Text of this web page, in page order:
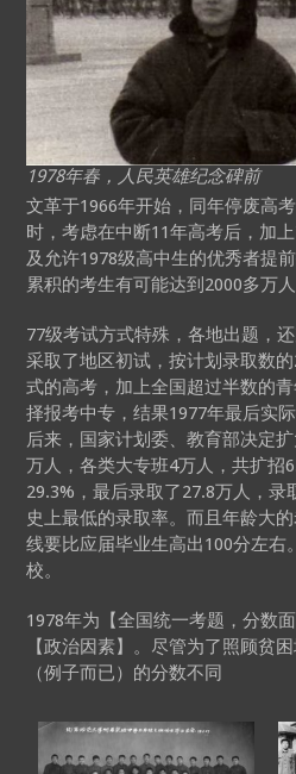
1978年春，人民英雄纪念碑前
文革于1966年开始，同年停废高
时，考虑在中断11年高考后，加
及允许1978级高中生的优秀者提
累积的考生有可能达到2000多万
77级考试方式特殊，各地出题，
采取了地区初试，按计划录取数
式的高考，加上全国超过半数的
择报考中专，结果1977年最后实
后来，国家计划委、教育部决定
万人，各类大专班4万人，共扩招
29.3%，最后录取了27.8万人，
史上最低的录取率。而且年龄大
线要比应届毕业生高出100分左右
校。
1978年为【全国统一考题，分数
【政治因素】。尽管为了照顾贫
（例子而已）的分数不同